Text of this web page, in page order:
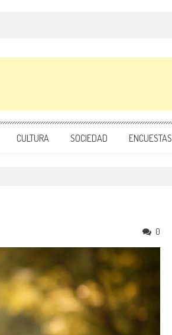
CULTURA SOCIEDAD ENCUESTAS
0